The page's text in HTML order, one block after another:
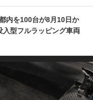
内を100台が8月10日か
入型フルラッピング車両